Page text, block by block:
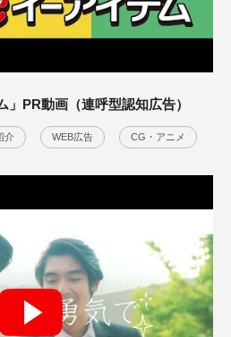
PR動画（連呼型認知広告）
介 WEB広告 CG・アニメ
事例
CG・アニメ Instagram広告